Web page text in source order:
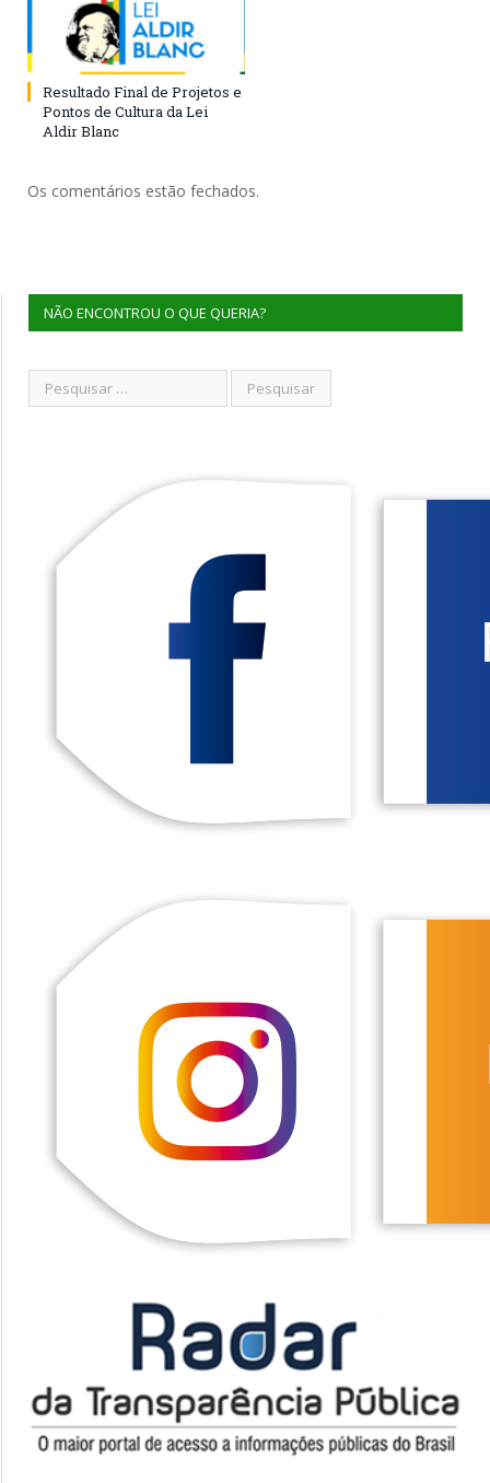
Resultado Final de Projetos e
Pontos de Cultura da Lei
Aldir Blanc
Os comentários estão fechados.
NÃO ENCONTROU O QUE QUERIA?